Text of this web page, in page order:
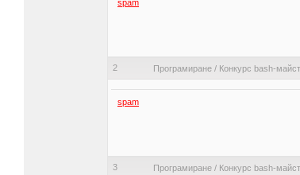
spam
2 Програмиране / Конкурс bash-
spam
3 Програмиране / Конкурс bash-